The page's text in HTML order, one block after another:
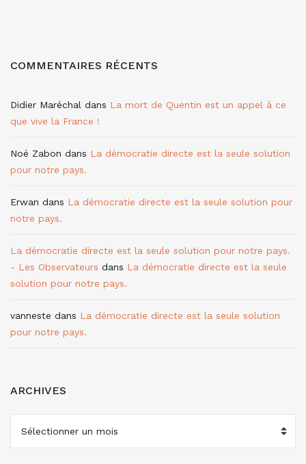
COMMENTAIRES RÉCENTS
Didier Maréchal dans La mort de Quentin est un appel à ce
que vive la France !
Noé Zabon dans La démocratie directe est la seule solution
pour notre pays.
Erwan dans La démocratie directe est la seule solution pour
notre pays.
La démocratie directe est la seule solution pour notre pays.
- Les Observateurs dans La démocratie directe est la seule
solution pour notre pays.
vanneste dans La démocratie directe est la seule solution
pour notre pays.
ARCHIVES